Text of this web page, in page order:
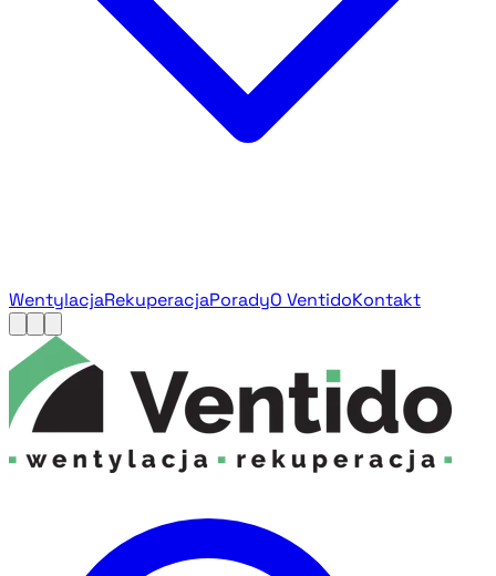
WentylacjaRekuperacjaPoradyO VentidoKontakt